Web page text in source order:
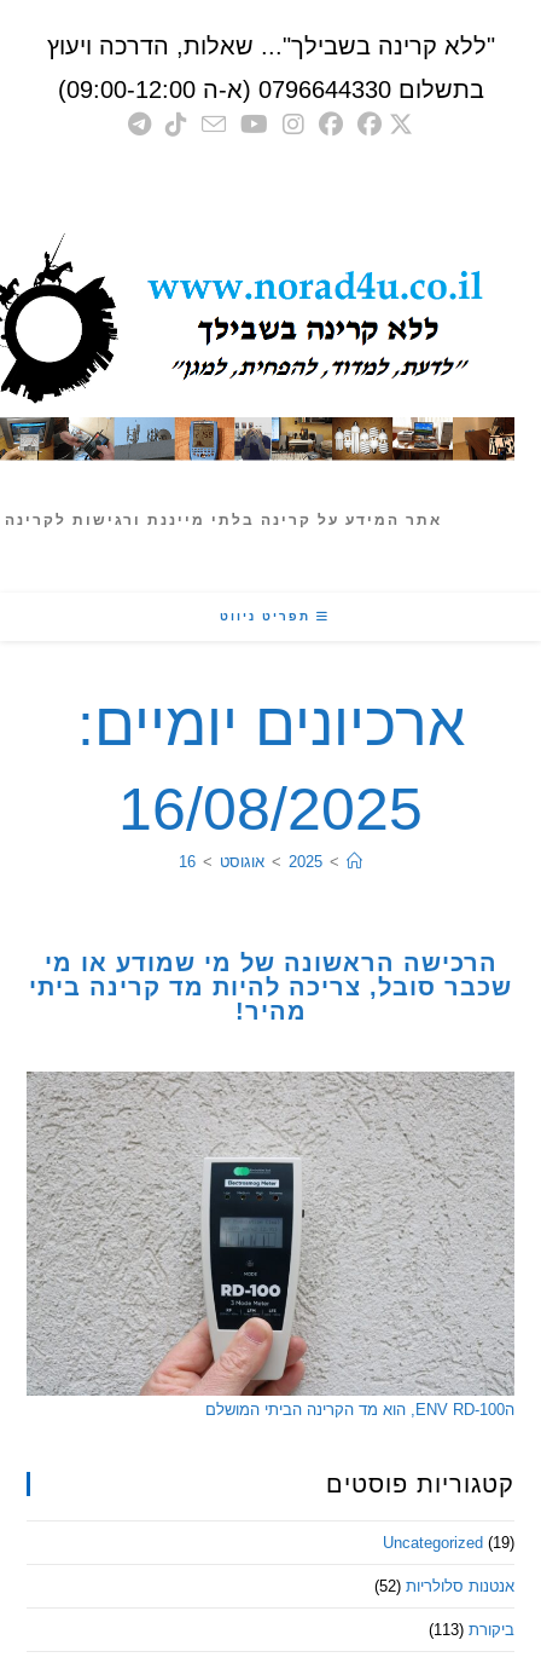
קרינה בשבילך"... שאלות, הדרכה ויעוץ
0796644330 (א-ה 09:00-12:00)
אתר המידע על קרינה בלתי מייננת ורגישות לקרינה
תפריט ניווט
ארכיונים יומיים:
16/08/2025
2025
> אוגוסט >
16
הראשונה של מי שמודע או מי
סובל, צריכה להיות מד קרינה ביתי
מהיר!
פוסטים
סלולריות (52)